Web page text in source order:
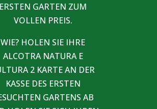
ERSTEN GARTEN ZUM
VOLLEN PREIS.
WIE? HOLEN SIE IHRE
ALCOTRA NATURA E
2 KARTE AN DER
KASSE DES ERSTEN
GARTENS AB